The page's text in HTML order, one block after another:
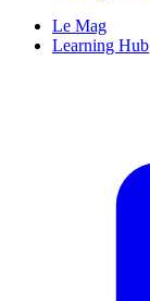
Le Mag
Learning Hub